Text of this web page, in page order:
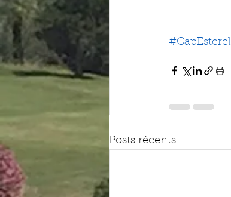
#CapEsterel
Posts récents